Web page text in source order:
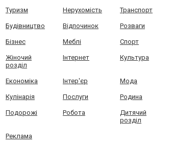
Туризм Нерухомість Транспорт
Будівництво Відпочинок Розваги
Бізнес Меблі Спорт
Жіночий
розділ
Інтернет Культура
Економіка Інтер'єр Мода
Кулінарія Послуги Родина
Подорожі Робота
Дитячий
розділ
Реклама